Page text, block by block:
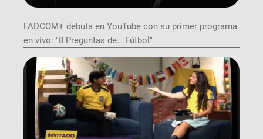
FADCOM+ debuta en YouTube con su primer programa
en vivo: "8 Preguntas de… Fútbol"